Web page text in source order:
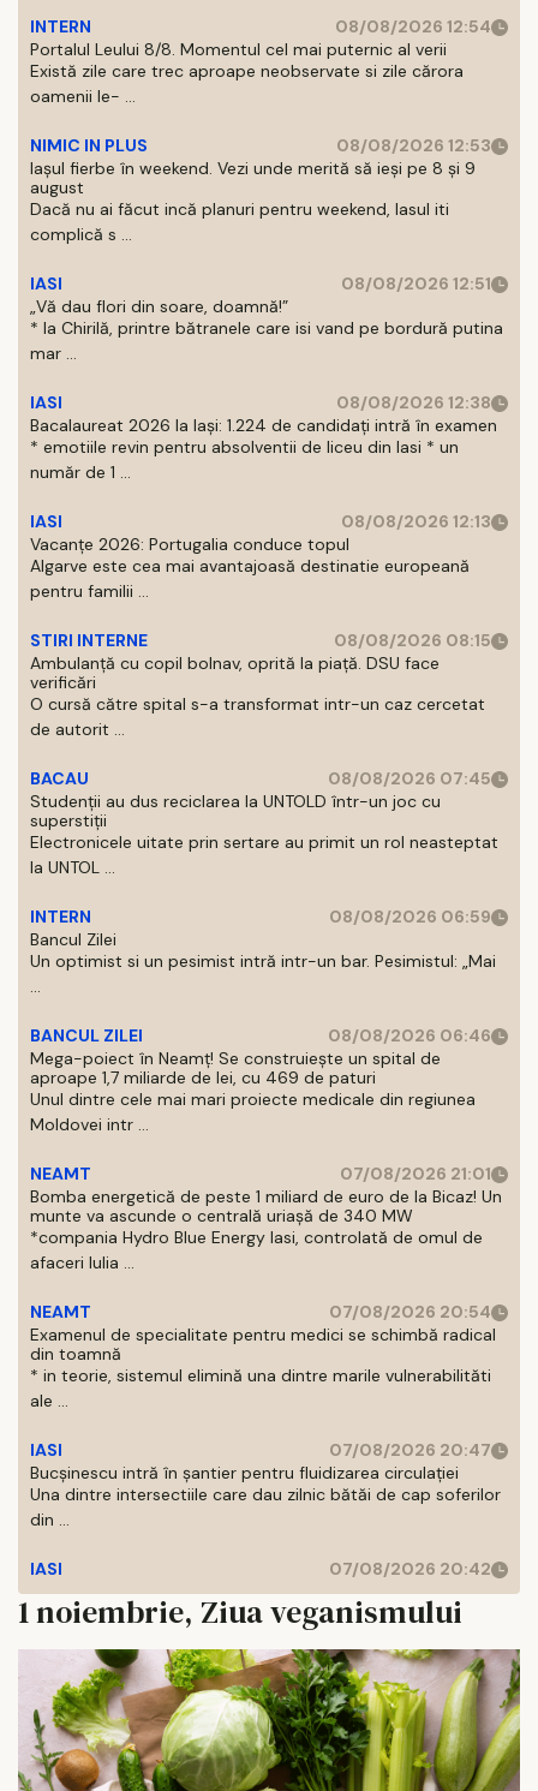
INTERN
08/08/2026 12:54
Portalul Leului 8/8. Momentul cel mai puternic al verii
Există zile care trec aproape neobservate si zile cărora
oamenii le- ...
NIMIC IN PLUS
08/08/2026 12:53
Iașul fierbe în weekend. Vezi unde merită să ieși pe 8 și 9
august
Dacă nu ai făcut incă planuri pentru weekend, Iasul iti
complică s ...
IASI
08/08/2026 12:51
„Vă dau flori din soare, doamnă!”
* la Chirilă, printre bătranele care isi vand pe bordură putina
mar ...
IASI
08/08/2026 12:38
Bacalaureat 2026 la Iași: 1.224 de candidați intră în examen
* emotiile revin pentru absolventii de liceu din Iasi * un
număr de 1 ...
IASI
08/08/2026 12:13
Vacanțe 2026: Portugalia conduce topul
Algarve este cea mai avantajoasă destinatie europeană
pentru familii ...
STIRI INTERNE
08/08/2026 08:15
Ambulanță cu copil bolnav, oprită la piață. DSU face
verificări
O cursă către spital s-a transformat intr-un caz cercetat
de autorit ...
BACAU
08/08/2026 07:45
Studenții au dus reciclarea la UNTOLD într-un joc cu
superstiții
Electronicele uitate prin sertare au primit un rol neasteptat
la UNTOL ...
INTERN
08/08/2026 06:59
Bancul Zilei
Un optimist si un pesimist intră intr-un bar. Pesimistul: „Mai
...
BANCUL ZILEI
08/08/2026 06:46
Mega-poiect în Neamț! Se construiește un spital de
aproape 1,7 miliarde de lei, cu 469 de paturi
Unul dintre cele mai mari proiecte medicale din regiunea
Moldovei intr ...
NEAMT
07/08/2026 21:01
Bomba energetică de peste 1 miliard de euro de la Bicaz! Un
munte va ascunde o centrală uriașă de 340 MW
*compania Hydro Blue Energy Iasi, controlată de omul de
afaceri Iulia ...
NEAMT
07/08/2026 20:54
Examenul de specialitate pentru medici se schimbă radical
din toamnă
* in teorie, sistemul elimină una dintre marile vulnerabilităti
ale ...
IASI
07/08/2026 20:47
Bucșinescu intră în șantier pentru fluidizarea circulației
Una dintre intersectiile care dau zilnic bătăi de cap soferilor
din ...
IASI 07/08/2026 20:42
1 noiembrie, Ziua veganismului